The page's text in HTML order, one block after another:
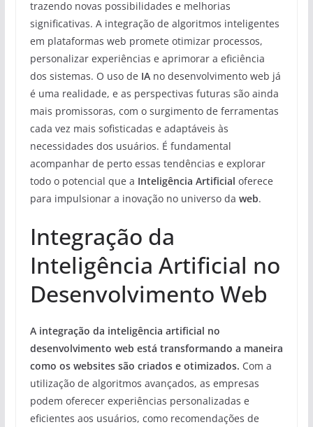
trazendo novas possibilidades e melhorias
significativas. A integração de algoritmos inteligentes
em plataformas web promete otimizar processos,
personalizar experiências e aprimorar a eficiência
dos sistemas. O uso de IAno desenvolvimento web já
é uma realidade, e as perspectivas futuras são ainda
mais promissoras, com o surgimento de ferramentas
cada vez mais sofisticadas e adaptáveis às
necessidades dos usuários. É fundamental
acompanhar de perto essas tendências e explorar
todo o potencial que a Inteligência Artificial oferece
para impulsionar a inovação no universo da web.
Integração da
Inteligência Artificial no
Desenvolvimento Web
A integração da inteligência artificial no
desenvolvimento web está transformando a maneira
como os websites são criados e otimizados. Com a
utilização de algoritmos avançados, as empresas
podem oferecer experiências personalizadas e
eficientes aos usuários, como recomendações de